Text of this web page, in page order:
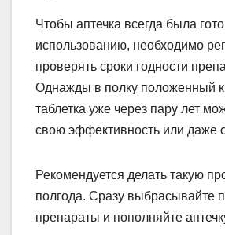
Чтобы аптечка всегда была
использованию, необходимо
проверять сроки годности
Однажды в полку положенный
таблетка уже через пару лет
свою эффективность или даже
Рекомендуется делать такую
полгода. Сразу выбрасывайте
препараты и пополняйте